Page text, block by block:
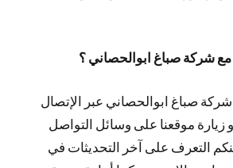
شركة صباغ ابوالحصاني ؟
صباغ ابوالحصاني عبر الإتصال
زيارة موقعنا على وسائل التواصل
التعرف على آخر التحديثات في